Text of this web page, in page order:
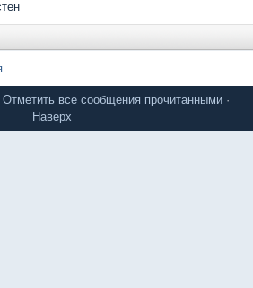
Отметить все сообщения прочитанными ·
Наверх